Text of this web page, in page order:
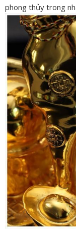
phong thủy trong